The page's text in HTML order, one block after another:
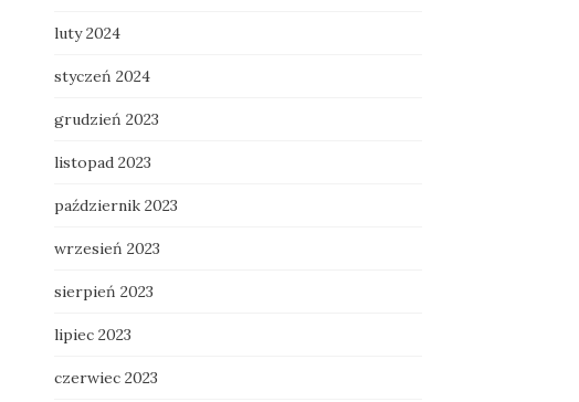
luty 2024
styczeń 2024
grudzień 2023
listopad 2023
październik 2023
wrzesień 2023
sierpień 2023
lipiec 2023
czerwiec 2023